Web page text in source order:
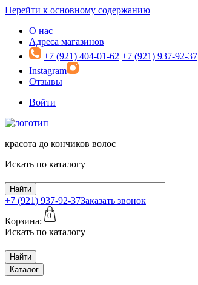
Перейти к основному содержанию
О нас
Адреса магазинов
+7 (921) 404-01-62 +7 (921) 937-92-37
Instagram
Отзывы
Войти
красота до кончиков волос
Искать по каталогу
Найти
+7 (921) 937-92-37Заказать звонок
Корзина:
0
Искать по каталогу
Найти
Каталог